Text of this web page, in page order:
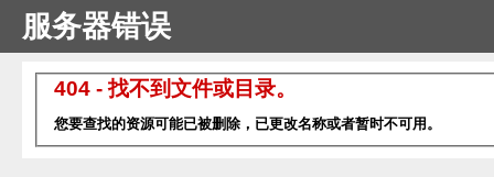
服务器错误
404 - 找不到文件或目录。
您要查找的资源可能已被删除，已更改名称或者暂时不可用。